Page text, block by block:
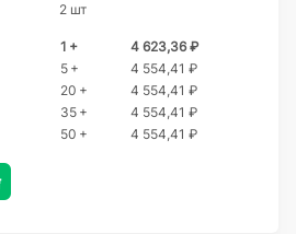
2 шт
1 +
4 623,36 ₽
5 +
4 554,41 ₽
20 +
4 554,41 ₽
35 +
4 554,41 ₽
50 +
4 554,41 ₽